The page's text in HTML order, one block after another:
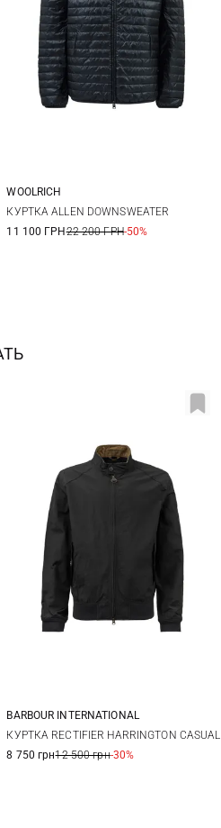
M L XL
WOOLRICH
КУРТКА ALLEN DOWNSWEATER
11 100 ГРН22 200 ГРН-50%
M L XL XXL
BARBOUR INTERNATIONAL
КУРТКА RECTIFIER HARRINGTON CASUAL
8 750 грн12 500 грн-30%